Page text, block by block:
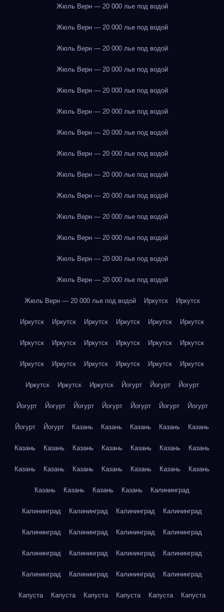
Жюль Верн — 20 000 лье под водой
Жюль Верн — 20 000 лье под водой
Жюль Верн — 20 000 лье под водой
Жюль Верн — 20 000 лье под водой
Жюль Верн — 20 000 лье под водой
Жюль Верн — 20 000 лье под водой
Жюль Верн — 20 000 лье под водой
Жюль Верн — 20 000 лье под водой
Жюль Верн — 20 000 лье под водой
Жюль Верн — 20 000 лье под водой
Жюль Верн — 20 000 лье под водой
Жюль Верн — 20 000 лье под водой
Жюль Верн — 20 000 лье под водой
Жюль Верн — 20 000 лье под водой
Жюль Верн — 20 000 лье под водой Иркутск Иркутск
Иркутск Иркутск Иркутск Иркутск Иркутск Иркутск
Иркутск Иркутск Иркутск Иркутск Иркутск Иркутск
Иркутск Иркутск Иркутск Иркутск Иркутск Иркутск
Иркутск Иркутск Иркутск Йогурт Йогурт Йогурт
Йогурт Йогурт Йогурт Йогурт Йогурт Йогурт Йогурт
Йогурт Йогурт Казань Казань Казань Казань Казань
Казань Казань Казань Казань Казань Казань Казань
Казань Казань Казань Казань Казань Казань Казань
Казань Казань Казань Казань Калининград
Калининград Калининград Калининград Калининград
Калининград Калининград Калининград Калининград
Калининград Калининград Калининград Калининград
Калининград Калининград Калининград Калининград
Капуста Капуста Капуста Капуста Капуста Капуста